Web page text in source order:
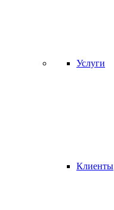
Услуги
Клиенты